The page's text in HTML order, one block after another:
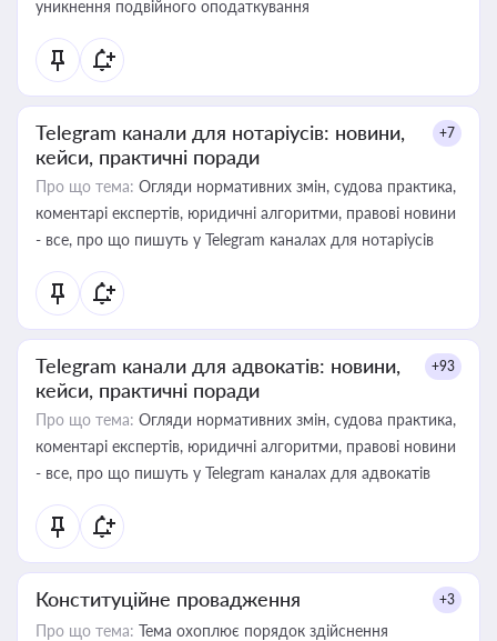
уникнення подвійного оподаткування
Telegram канали для нотаріусів: новини,
кейси, практичні поради
+7
Про що тема: Огляди нормативних змін, судова практика,
коментарі експертів, юридичні алгоритми, правові новини
- все, про що пишуть у Telegram каналах для нотаріусів
Telegram канали для адвокатів: новини,
кейси, практичні поради
+93
Про що тема: Огляди нормативних змін, судова практика,
коментарі експертів, юридичні алгоритми, правові новини
- все, про що пишуть у Telegram каналах для адвокатів
Конституційне провадження +3
Про що тема: Тема охоплює порядок здійснення